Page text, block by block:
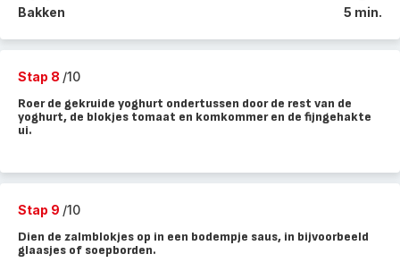
Bakken 5 min.
Stap 8 /10
Roer de gekruide yoghurt ondertussen door de rest van de
yoghurt, de blokjes tomaat en komkommer en de fijngehakte
ui.
Stap 9 /10
Dien de zalmblokjes op in een bodempje saus, in bijvoorbeeld
glaasjes of soepborden.